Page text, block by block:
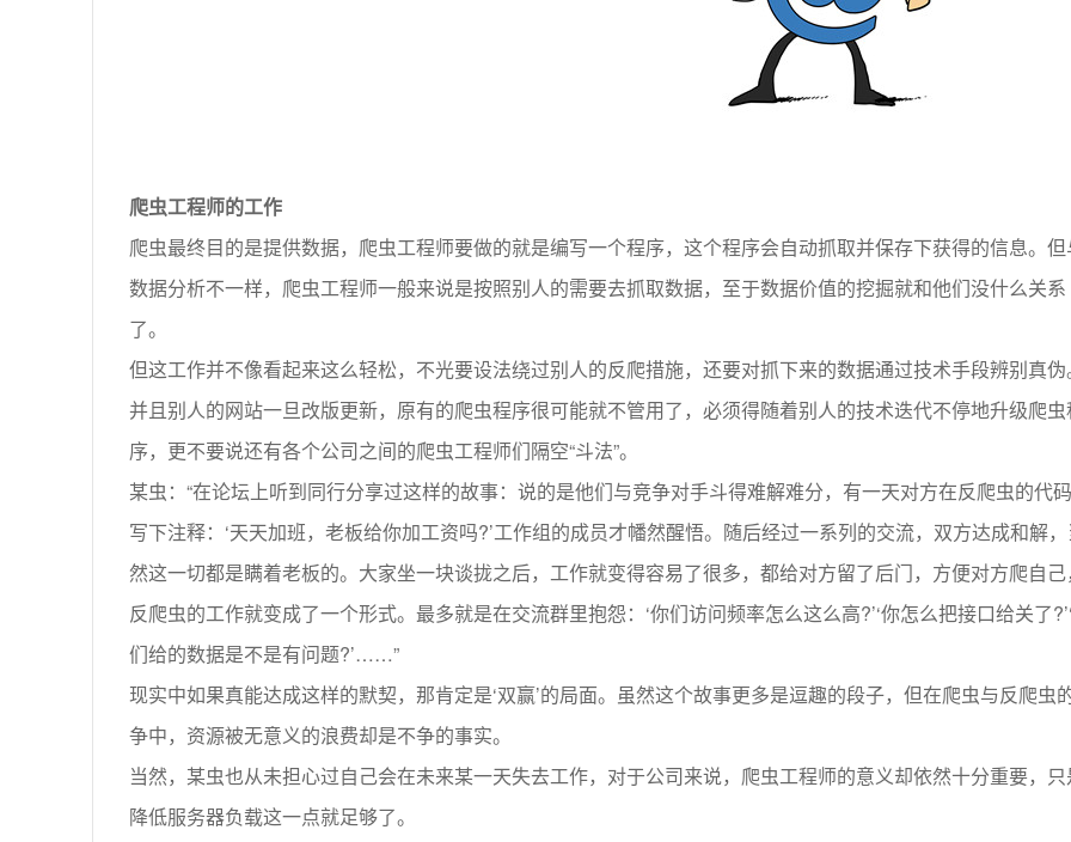
爬虫工程师的工作
爬虫最终目的是提供数据，爬虫工程师要做的就是编写一个程序，这个程序会自动抓取并保存下获得的信息。但
数据分析不一样，爬虫工程师一般来说是按照别人的需要去抓取数据，至于数据价值的挖掘就和他们没什么关系
了。
但这工作并不像看起来这么轻松，不光要设法绕过别人的反爬措施，还要对抓下来的数据通过技术手段辨别真伪
并且别人的网站一旦改版更新，原有的爬虫程序很可能就不管用了，必须得随着别人的技术迭代不停地升级爬虫
序，更不要说还有各个公司之间的爬虫工程师们隔空“斗法”。
某虫：“在论坛上听到同行分享过这样的故事：说的是他们与竞争对手斗得难解难分，有一天对方在反爬虫的代
写下注释：‘天天加班，老板给你加工资吗?’工作组的成员才幡然醒悟。随后经过一系列的交流，双方达成和解，
然这一切都是瞒着老板的。大家坐一块谈拢之后，工作就变得容易了很多，都给对方留了后门，方便对方爬自己
反爬虫的工作就变成了一个形式。最多就是在交流群里抱怨：‘你们访问频率怎么这么高?’‘你怎么把接口给关了
们给的数据是不是有问题?’……”
现实中如果真能达成这样的默契，那肯定是‘双赢’的局面。虽然这个故事更多是逗趣的段子，但在爬虫与反爬虫
争中，资源被无意义的浪费却是不争的事实。
当然，某虫也从未担心过自己会在未来某一天失去工作，对于公司来说，爬虫工程师的意义却依然十分重要，只
降低服务器负载这一点就足够了。